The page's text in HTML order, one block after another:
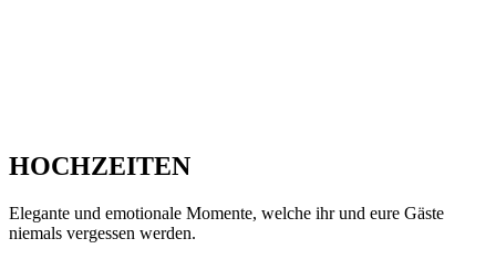
HOCHZEITEN
Elegante und emotionale Momente, welche ihr und eure Gäste
niemals vergessen werden.